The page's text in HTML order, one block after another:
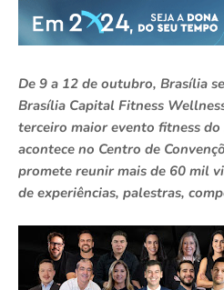
De 9 a 12 de outubro, Brasília
Brasília Capital Fitness
terceiro maior evento fitness do
acontece no Centro de
promete reunir mais de 60 mil
de experiências, palestras,